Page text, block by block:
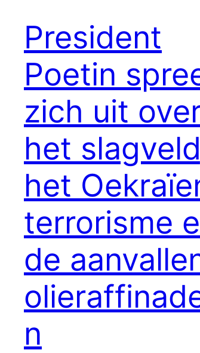
President
Poetin
zich uit
het
het
terrorisme
de
n